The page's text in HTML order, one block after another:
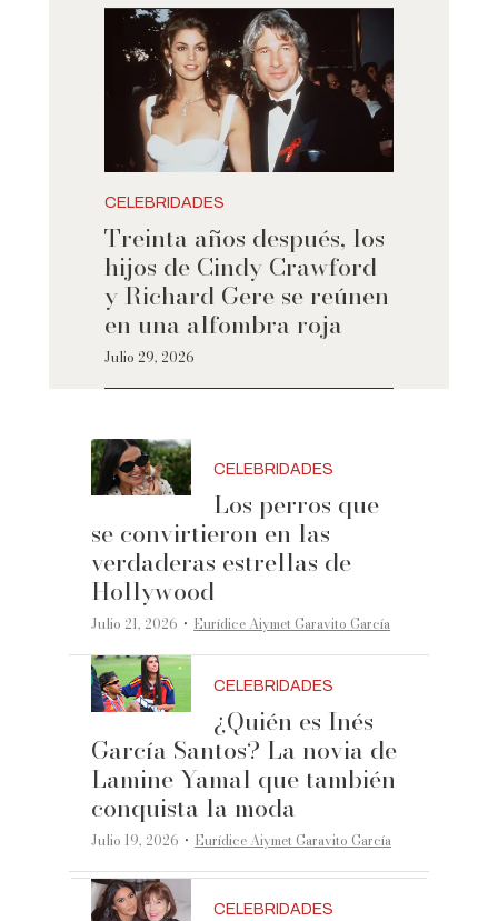
CELEBRIDADES
Treinta años después, los
hijos de Cindy Crawford
y Richard Gere se reúnen
en una alfombra roja
Julio 29, 2026
CELEBRIDADES
Los perros que
se convirtieron en las
verdaderas estrellas de
Hollywood
Julio 21, 2026 ·Eurídice Aiymet Garavito García
CELEBRIDADES
¿Quién es Inés
García Santos? La novia de
Lamine Yamal que también
conquista la moda
Julio 19, 2026 ·Eurídice Aiymet Garavito García
CELEBRIDADES